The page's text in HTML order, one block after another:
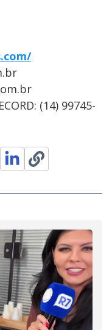
(14) 99745-